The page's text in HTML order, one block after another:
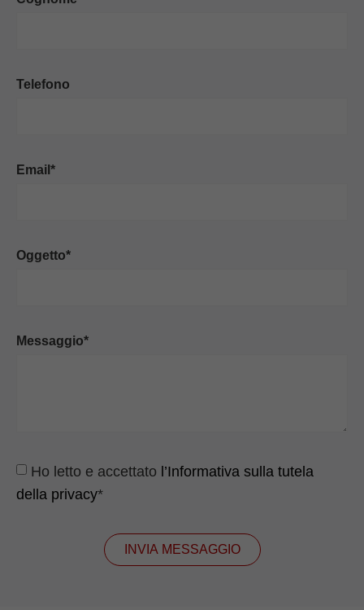
Telefono
Email*
Oggetto*
Messaggio*
Ho letto e accettato l’Informativa sulla tutela
della privacy*
INVIA MESSAGGIO